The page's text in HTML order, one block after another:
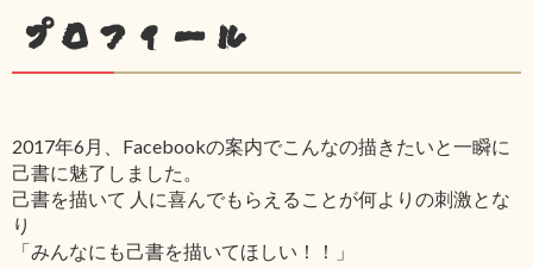
プロフィール
2017年6月、Facebookの案内でこんなの描きたいと一瞬に
己書に魅了しました。
己書を描いて 人に喜んでもらえることが何よりの刺激とな
り
「みんなにも己書を描いてほしい！！」